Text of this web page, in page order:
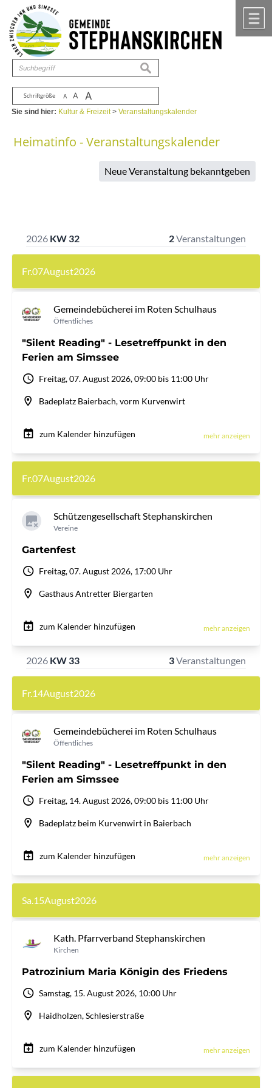
Zum Inhalt ,zur Navigation
Schriftgröße A A A
suchen
Sie sind hier: Kultur & Freizeit>Veranstaltungskalender
Heimatinfo - Veranstaltungskalender